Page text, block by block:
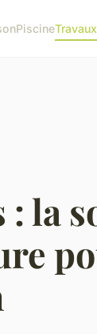
PiscineTravaux
: la